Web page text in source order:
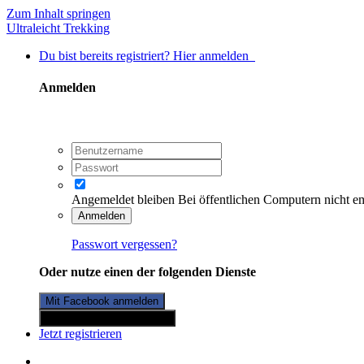
Zum Inhalt springen
Ultraleicht Trekking
Du bist bereits registriert? Hier anmelden
Anmelden
Angemeldet bleiben Bei öffentlichen Computern nicht
Anmelden
Passwort vergessen?
Oder nutze einen der folgenden Dienste
Mit Facebook anmelden
Jetzt registrieren